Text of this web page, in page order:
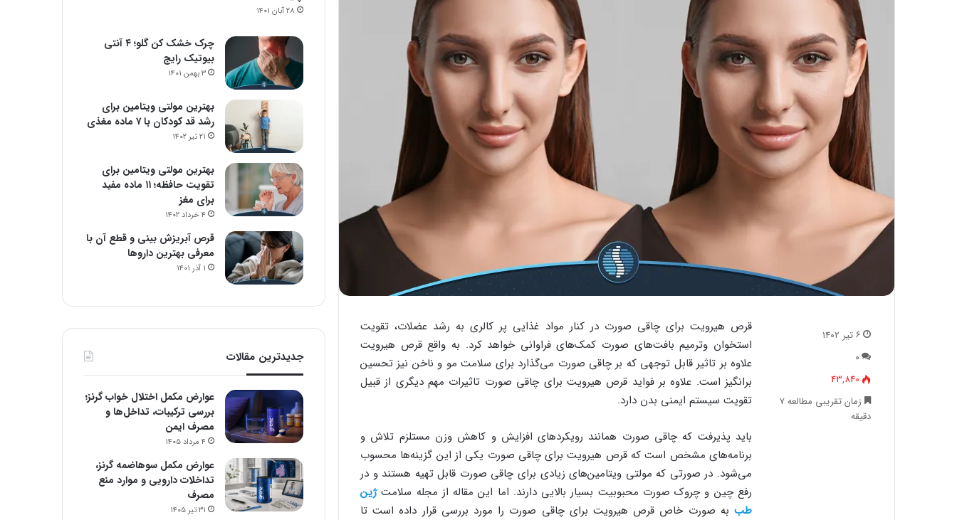
قرص هیرویت برای چاقی صورت در کنار مواد غذایی پر کالری به رشد عضلات، تقویت
استخوان و‌‌ترمیم‌ بافت‌های صورت کمک‌های فراوانی خواهد کرد. به واقع قرص هیرویت
علاوه بر تاثیر قابل توجهی که بر چاقی صورت می‌گذارد برای سلامت مو و ناخن نیز تحسین
برانگیز است. علاوه بر فواید قرص هیرویت برای چاقی صورت تاثیرات مهم دیگری از قبیل
تقویت سیستم ایمنی بدن دارد.
باید پذیرفت که چاقی صورت همانند رویکردهای افزایش و کاهش وزن مستلزم تلاش و
برنامه‌های مشخص است که قرص هیرویت برای چاقی صورت یکی از این گزینه‌ها محسوب
می‌شود. در صورتی که مولتی ویتامین‌های زیادی برای چاقی صورت قابل تهیه هستند و در
رفع چین و چروک صورت محبوبیت بسیار بالایی دارند. اما این مقاله از مجله سلامتژین
طب به صورت خاص قرص هیرویت برای چاقی صورت را مورد بررسی قرار داده است تا
۶ تیر ۱۴۰۲
۰
43,840
زمان تقریبی مطالعه ۷
دقیقه
۲۸ آبان ۱۴۰۱
چرک خشک کن گلو؛ ۴ آنتی
بیوتیک رایج
۳ بهمن ۱۴۰۱
بهترین مولتی ویتامین برای
رشد قد کودکان با ۷ ماده مغذی
۲۱ تیر ۱۴۰۲
بهترین مولتی ویتامین برای
تقویت حافظه؛ ۱۱ ماده مفید
برای مغز
۴ خرداد ۱۴۰۲
قرص آبریزش بینی و قطع آن با
معرفی بهترین داروها
۱ آذر ۱۴۰۱
جدیدترین مقالات
عوارض مکمل اختلال خواب گرنز؛
بررسی ترکیبات، تداخل‌ها و
مصرف ایمن
۴ مرداد ۱۴۰۵
عوارض مکمل سوهاضمه گرنز،
تداخلات دارویی و موارد منع
مصرف
۳۱ تیر ۱۴۰۵